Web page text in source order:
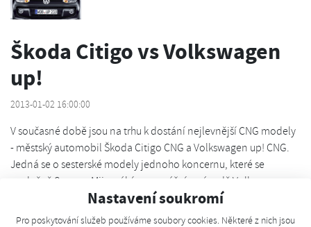
Nastavení soukromí
Pro poskytování služeb používáme soubory cookies. Některé z nich jsou
Škoda Citigo vs Volkswagen
up!
2013-01-02 16:00:00
V současné době jsou na trhu k dostání nejlevnější CNG modely
- městský automobil Škoda Citigo CNG a Volkswagen up! CNG.
Jedná se o sesterské modely jednoho koncernu, které se
společně Seatem Mii vyrábí v montážním závodě Volkswagenu v
Bratislavě. Vozy sdílí stejnou techniku, v detailech, které mohou
být pro někoho zásadní, jsou však odlišné.